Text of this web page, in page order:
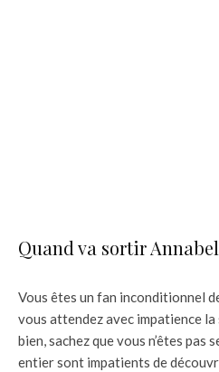
Quand va sortir
Vous êtes un fan inconditionnel
vous attendez avec impatience la
bien, sachez que vous n’êtes pas
entier sont impatients de